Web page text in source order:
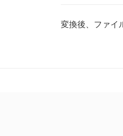
変換後、ファイ